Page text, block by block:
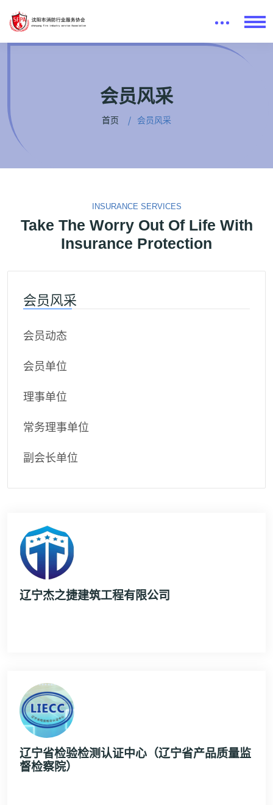
会员风采
首页 会员风采
INSURANCE SERVICES
Take The Worry Out Of Life With
Insurance Protection
会员风采
会员动态
会员单位
理事单位
常务理事单位
副会长单位
辽宁杰之捷建筑工程有限公司
辽宁省检验检测认证中心（辽宁省产品质量监
督检察院）